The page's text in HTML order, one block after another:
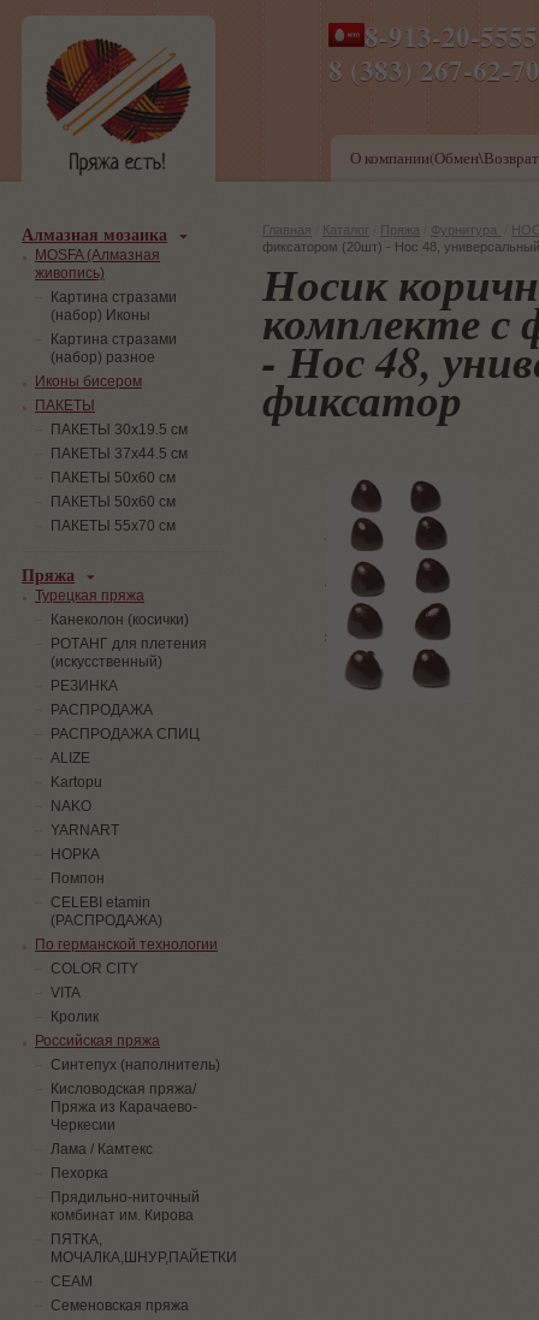
8-913-20-
8 (383) 267-
ПН-ПТ 8-17,СБ-ВС 9-
О
Главная Каталог Пряжа Фурнитура
фиксатором (20шт) - Нос 48,
Носик
комплекте
- Нос 48,
фиксатор
Алмазная мозаика
MOSFA (Алмазная
живопись)
Картина стразами
(набор) Иконы
Картина стразами
(набор) разное
Иконы бисером
ПАКЕТЫ
ПАКЕТЫ 30х19.5 см
ПАКЕТЫ 37х44.5 см
ПАКЕТЫ 50х60 см
ПАКЕТЫ 50х60 см
ПАКЕТЫ 55х70 см
Пряжа
Турецкая пряжа
Канеколон (косички)
РОТАНГ для плетения
(искусственный)
PЕЗИНКА
РАСПРОДАЖА
РАСПРОДАЖА СПИЦ
ALIZE
Kartopu
NAKO
YARNART
НОРКА
Помпон
СELEBI etamin
(РАСПРОДАЖА)
По германской технологии
COLOR CITY
VITA
Кролик
Российская пряжа
Синтепух (наполнитель)
Кисловодская пряжа/
Пряжа из Карачаево-
Черкесии
Лама / Камтекс
Пехорка
Прядильно-ниточный
комбинат им. Кирова
ПЯТКА,
МОЧАЛКА,ШНУР,ПАЙЕТКИ
СЕАМ
Семеновская пряжа